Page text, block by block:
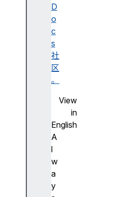
D
o
c
s
社
区
。
View
in
English
A
l
w
a
y